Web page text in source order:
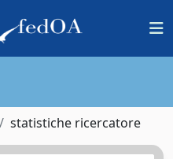
statistiche ricercatore